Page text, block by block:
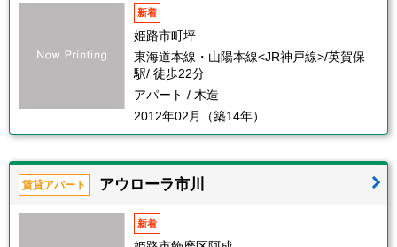
新着
姫路市町坪
東海道本線・山陽本線<JR神戸線>/英賀保
駅/ 徒歩22分
アパート / 木造
2012年02月（築14年）
賃貸アパート アウローラ市川
新着